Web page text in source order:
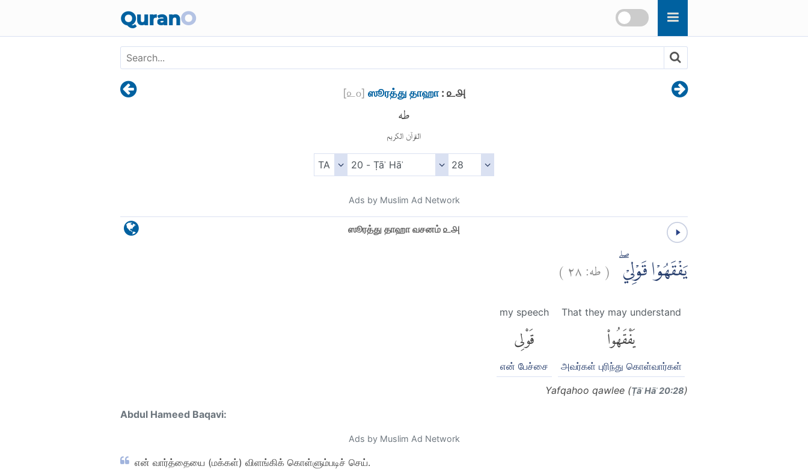
QuranO
[௨௦] ஸூரத்து தாஹா: ௨௮
طه
القرآن الكريم
Ads by Muslim Ad Network
ஸூரத்து தாஹா வசனம் ௨௮
يَفْقَهُوْا قَوْلِيْ ۖ (طه:٢٨)
That they may understand
يَفْقَهُوا۟
அவர்கள் புரிந்து கொள்வார்கள்
my speech
قَوْلِى
என் பேச்சை
Yafqahoo qawlee (Ṭāʾ Hāʾ 20:28)
Abdul Hameed Baqavi:
Ads by Muslim Ad Network
என் வார்த்தையை (மக்கள்) விளங்கிக் கொள்ளும்படிச் செய்.